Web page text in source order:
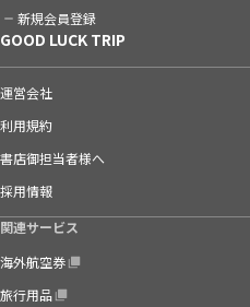
新規会員登録
GOOD LUCK TRIP
運営会社
利用規約
書店御担当者様へ
採用情報
関連サービス
海外航空券
旅行用品